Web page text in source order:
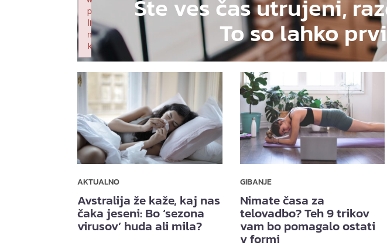
Ste ves čas utrujeni,
To so lahko
AKTUALNO
Avstralija že kaže, kaj nas
čaka jeseni: Bo ‘sezona
virusov’ huda ali mila?
GIBANJE
Nimate časa za
telovadbo? Teh 9 trikov
vam bo pomagalo ostati
v formi
p
li
n
k
Failed to initialize plugin: wplink